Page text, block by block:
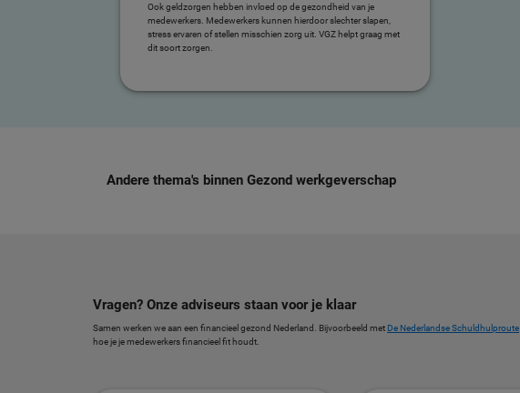
Ook geldzorgen hebben invloed op de gezondheid van je
medewerkers. Medewerkers kunnen hierdoor slechter slapen,
stress ervaren of stellen misschien zorg uit. VGZ helpt graag met
dit soort zorgen.
Andere thema's binnen Gezond werkgeverschap
Vragen? Onze adviseurs staan voor je klaar
Samen werken we aan een financieel gezond Nederland. Bijvoorbeeld met De Nederlandse Schuldhulproute
hoe je je medewerkers financieel fit houdt.